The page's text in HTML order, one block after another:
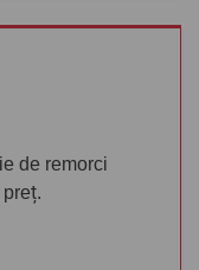
de remorci